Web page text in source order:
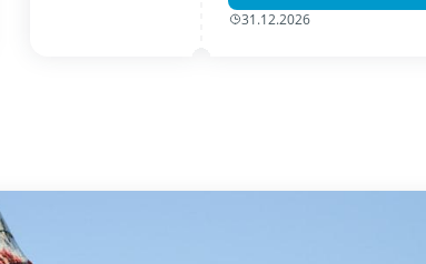
31.12.2026